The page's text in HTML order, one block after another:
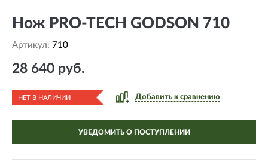
Нож PRO-TECH GODSON 710
Артикул: 710
28 640 руб.
НЕТ В НАЛИЧИИ Добавить к сравнению
УВЕДОМИТЬ О ПОСТУПЛЕНИИ